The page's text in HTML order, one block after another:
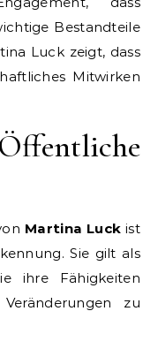
Bestandteile
Luck zeigt, dass
Mitwirken
Martina Luck ist
Sie gilt als
ihre Fähigkeiten
zu